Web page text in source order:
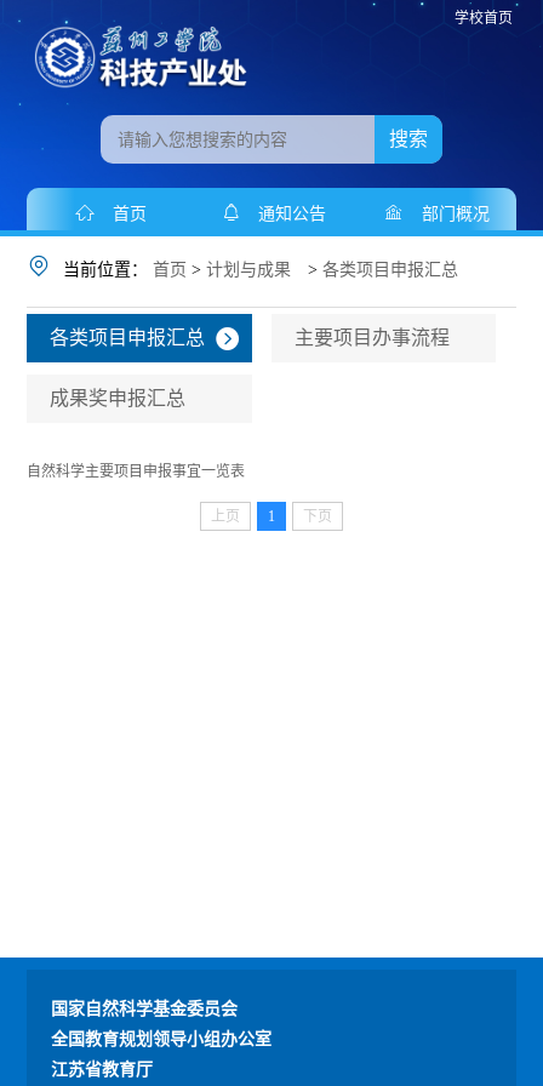
学校首页
搜索
首页 通知公告 部门概况
当前位置：首页 >计划与成果 >各类项目申报汇总
各类项目申报汇总 主要项目办事流程
成果奖申报汇总
自然科学主要项目申报事宜一览表
上页 1 下页
国家自然科学基金委员会
全国教育规划领导小组办公室
江苏省教育厅